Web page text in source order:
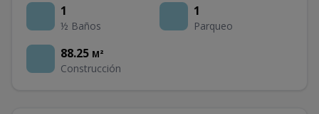
1
½ Baños
1
Parqueo
88.25 M²
Construcción